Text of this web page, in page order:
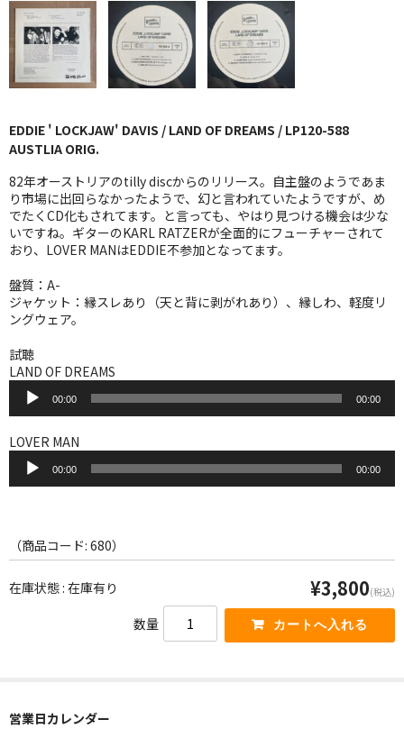
JAZZ-EU
JAZZ-JP
J-POP
ROCK
FOLK,SSW
WORLD
その他
7INC
レア盤（1万円以上）
Webのみ no.1
Webのみ no.2
売り切れ
Help
お支払い方法
EDDIE ' LOCKJAW' DAVIS / LAND OF DREAMS / LP120-588
AUSTLIA ORIG.
82年オーストリアのtilly discからのリリース。自主盤のようであま
り市場に出回らなかったようで、幻と言われていたようですが、め
でたくCD化もされてます。と言っても、やはり見つける機会は少な
いですね。ギターのKARL RATZERが全面的にフューチャーされて
おり、LOVER MANはEDDIE不参加となってます。
盤質：A-
ジャケット：縁スレあり（天と背に剥がれあり）、縁しわ、軽度リ
ングウェア。
試聴
LAND OF DREAMS
プ
レ
ー
ー
00:00 00:00
LOVER MAN
プ
ヤ
ー
00:00 00:00
（商品コード: 680）
在庫状態 : 在庫有り ¥3,800(税込)
数量
営業日カレンダー